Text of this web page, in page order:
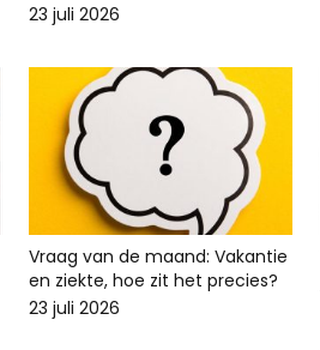
23 juli 2026
Vraag van de maand: Vakantie
en ziekte, hoe zit het precies?
23 juli 2026